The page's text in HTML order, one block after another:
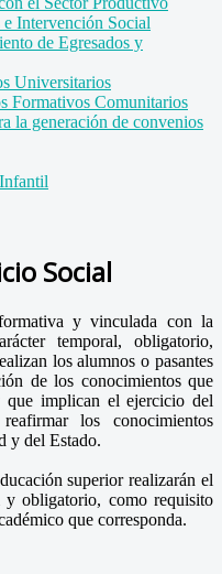
Intervención Social
de Egresados y
Universitarios
Formativos Comunitarios
la generación de convenios
Social
y vinculada con la
temporal, obligatorio,
los alumnos o pasantes
de los conocimientos que
que implican el ejercicio del
los conocimientos
y del Estado.
superior realizarán el
y obligatorio, como requisito
que corresponda.